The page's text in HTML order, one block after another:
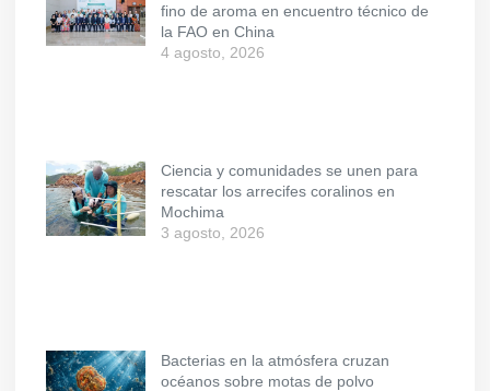
fino de aroma en encuentro técnico de
la FAO en China
4 agosto, 2026
Ciencia y comunidades se unen para
rescatar los arrecifes coralinos en
Mochima
3 agosto, 2026
Bacterias en la atmósfera cruzan
océanos sobre motas de polvo